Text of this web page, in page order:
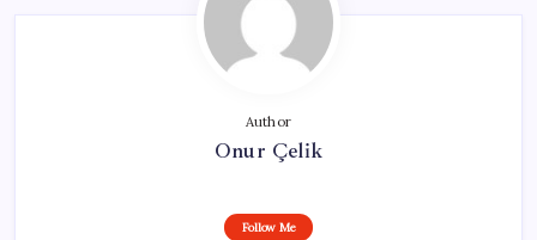
Author
Onur Çelik
Follow Me